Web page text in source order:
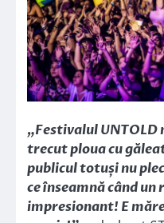
„Festivalul
trecut ploua cu
publicul totuși nu
ce înseamnă când un
impresionant! E